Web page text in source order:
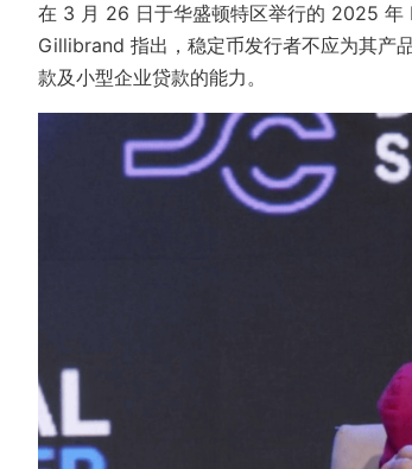
在 3 月 26 日于华盛顿特区举行的 2025
Gillibrand 指出，稳定币发行者不应为其产
款及小型企业贷款的能力。